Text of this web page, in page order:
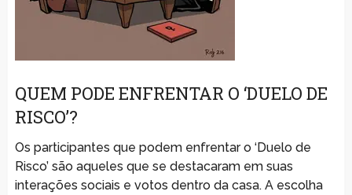
QUEM PODE ENFRENTAR O ‘DUELO DE
RISCO’?
Os participantes que podem enfrentar o ‘Duelo de
Risco’ são aqueles que se destacaram em suas
interações sociais e votos dentro da casa. A escolha